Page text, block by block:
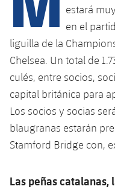
plusicon
más
Instalaciones
Spotify Camp Nou
Palau Blaugrana
SUB13
SUB11 A
SUB11 B
SUB10 A
SUB13 B
SUB12 C
SUB11 C
Entradas
Gameday Shows
Resultados
Clasificación
Jugadores
Fotos
Base
Barça Atlètic
Junior
Cadete A
Cadete B
Infantil B
Campus Verano
PLUSICON
MÁS
plusicon
más
Actualidad
Calendario
Barça Atlètic
plusicon
más
Actualidad
plusicon
más
PLUSICON
MÁS
estará
en el
liguilla de la
Chelsea. Un total de
culés, entre socios,
capital británica para
Los socios y socias
blaugranas estarán
Stamford Bridge con,
Las peñas catalanas,